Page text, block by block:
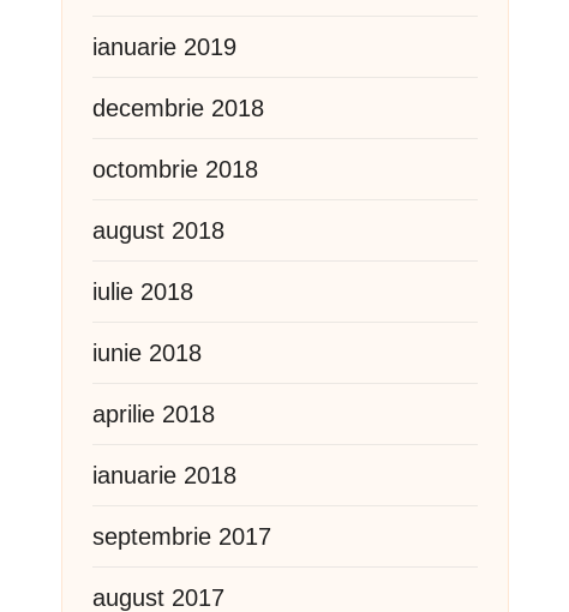
ianuarie 2019
decembrie 2018
octombrie 2018
august 2018
iulie 2018
iunie 2018
aprilie 2018
ianuarie 2018
septembrie 2017
august 2017